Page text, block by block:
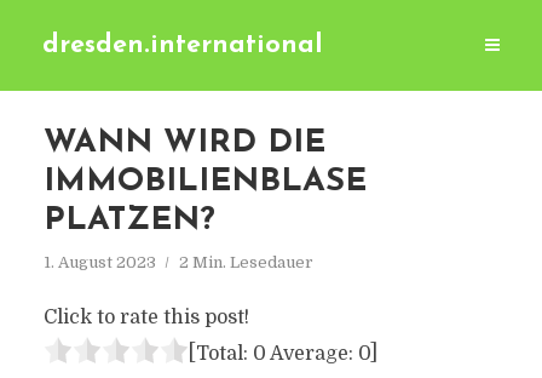
dresden.international
WANN WIRD DIE
IMMOBILIENBLASE
PLATZEN?
1. August 2023 2 Min. Lesedauer
Click to rate this post!
[Total: 0 Average: 0]